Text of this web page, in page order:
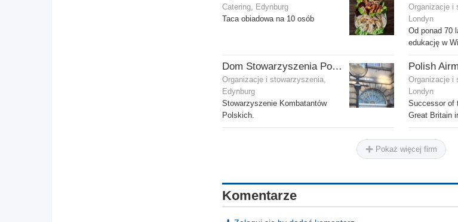
Catering, Edynburg
Taca obiadowa na 10 osób
Organizacje i
Londyn
Od ponad 70
edukację w
Dom Stowarzyszenia Polskich Kombatantów (SPK) w Edynburgu
Organizacje i stowarzyszenia,
Edynburg
Stowarzyszenie Kombatantów
Polskich.
Organizacje i
Londyn
Successor of
Great Britain
Pokaż więcej firm
Komentarze